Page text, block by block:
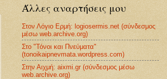
Άλλες αναρτήσεις μου
Στον Λόγιο Ερμή: logiosermis.net (σύνδεσμος
μέσω web.archive.org)
Στο "Τόνοι και Πνεύματα"
(tonoikaipnevmata.wordpress.com)
Στην Αιχμή: aixmi.gr (σύνδεσμος μέσω
web.archive.org)